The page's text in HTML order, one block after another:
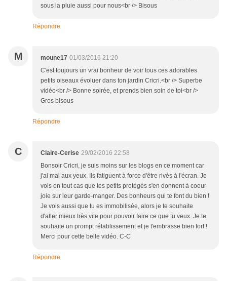
sous la pluie aussi pour nous<br /> Bisous
Répondre
M moune17 01/03/2016 21:20
C'est toujours un vrai bonheur de voir tous ces adorables
petits oiseaux évoluer dans ton jardin Cricri.<br /> Superbe
vidéo<br /> Bonne soirée, et prends bien soin de toi<br />
Gros bisous
Répondre
C Claire-Cerise 29/02/2016 22:58
Bonsoir Cricri, je suis moins sur les blogs en ce moment car
j'ai mal aux yeux. Ils fatiguent à force d'être rivés à l'écran. Je
vois en tout cas que tes petits protégés s'en donnent à coeur
joie sur leur garde-manger. Des bonheurs qui te font du bien !
Je vois aussi que tu es immobilisée, alors je te souhaite
d'aller mieux très vite pour pouvoir faire ce que tu veux. Je te
souhaite un prompt rétablissement et je t'embrasse bien fort !
Merci pour cette belle vidéo. C-C
Répondre